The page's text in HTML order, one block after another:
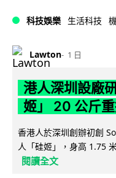
科技娛樂 生活科技
Lawton 1 日
港人深圳設廠
姬」 20 公斤
香港人於深圳創辦初創
人「硅姬」，身高 1.75
閱讀全文